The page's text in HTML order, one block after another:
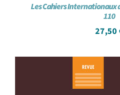
Les Cahiers Internationaux
110
27,50